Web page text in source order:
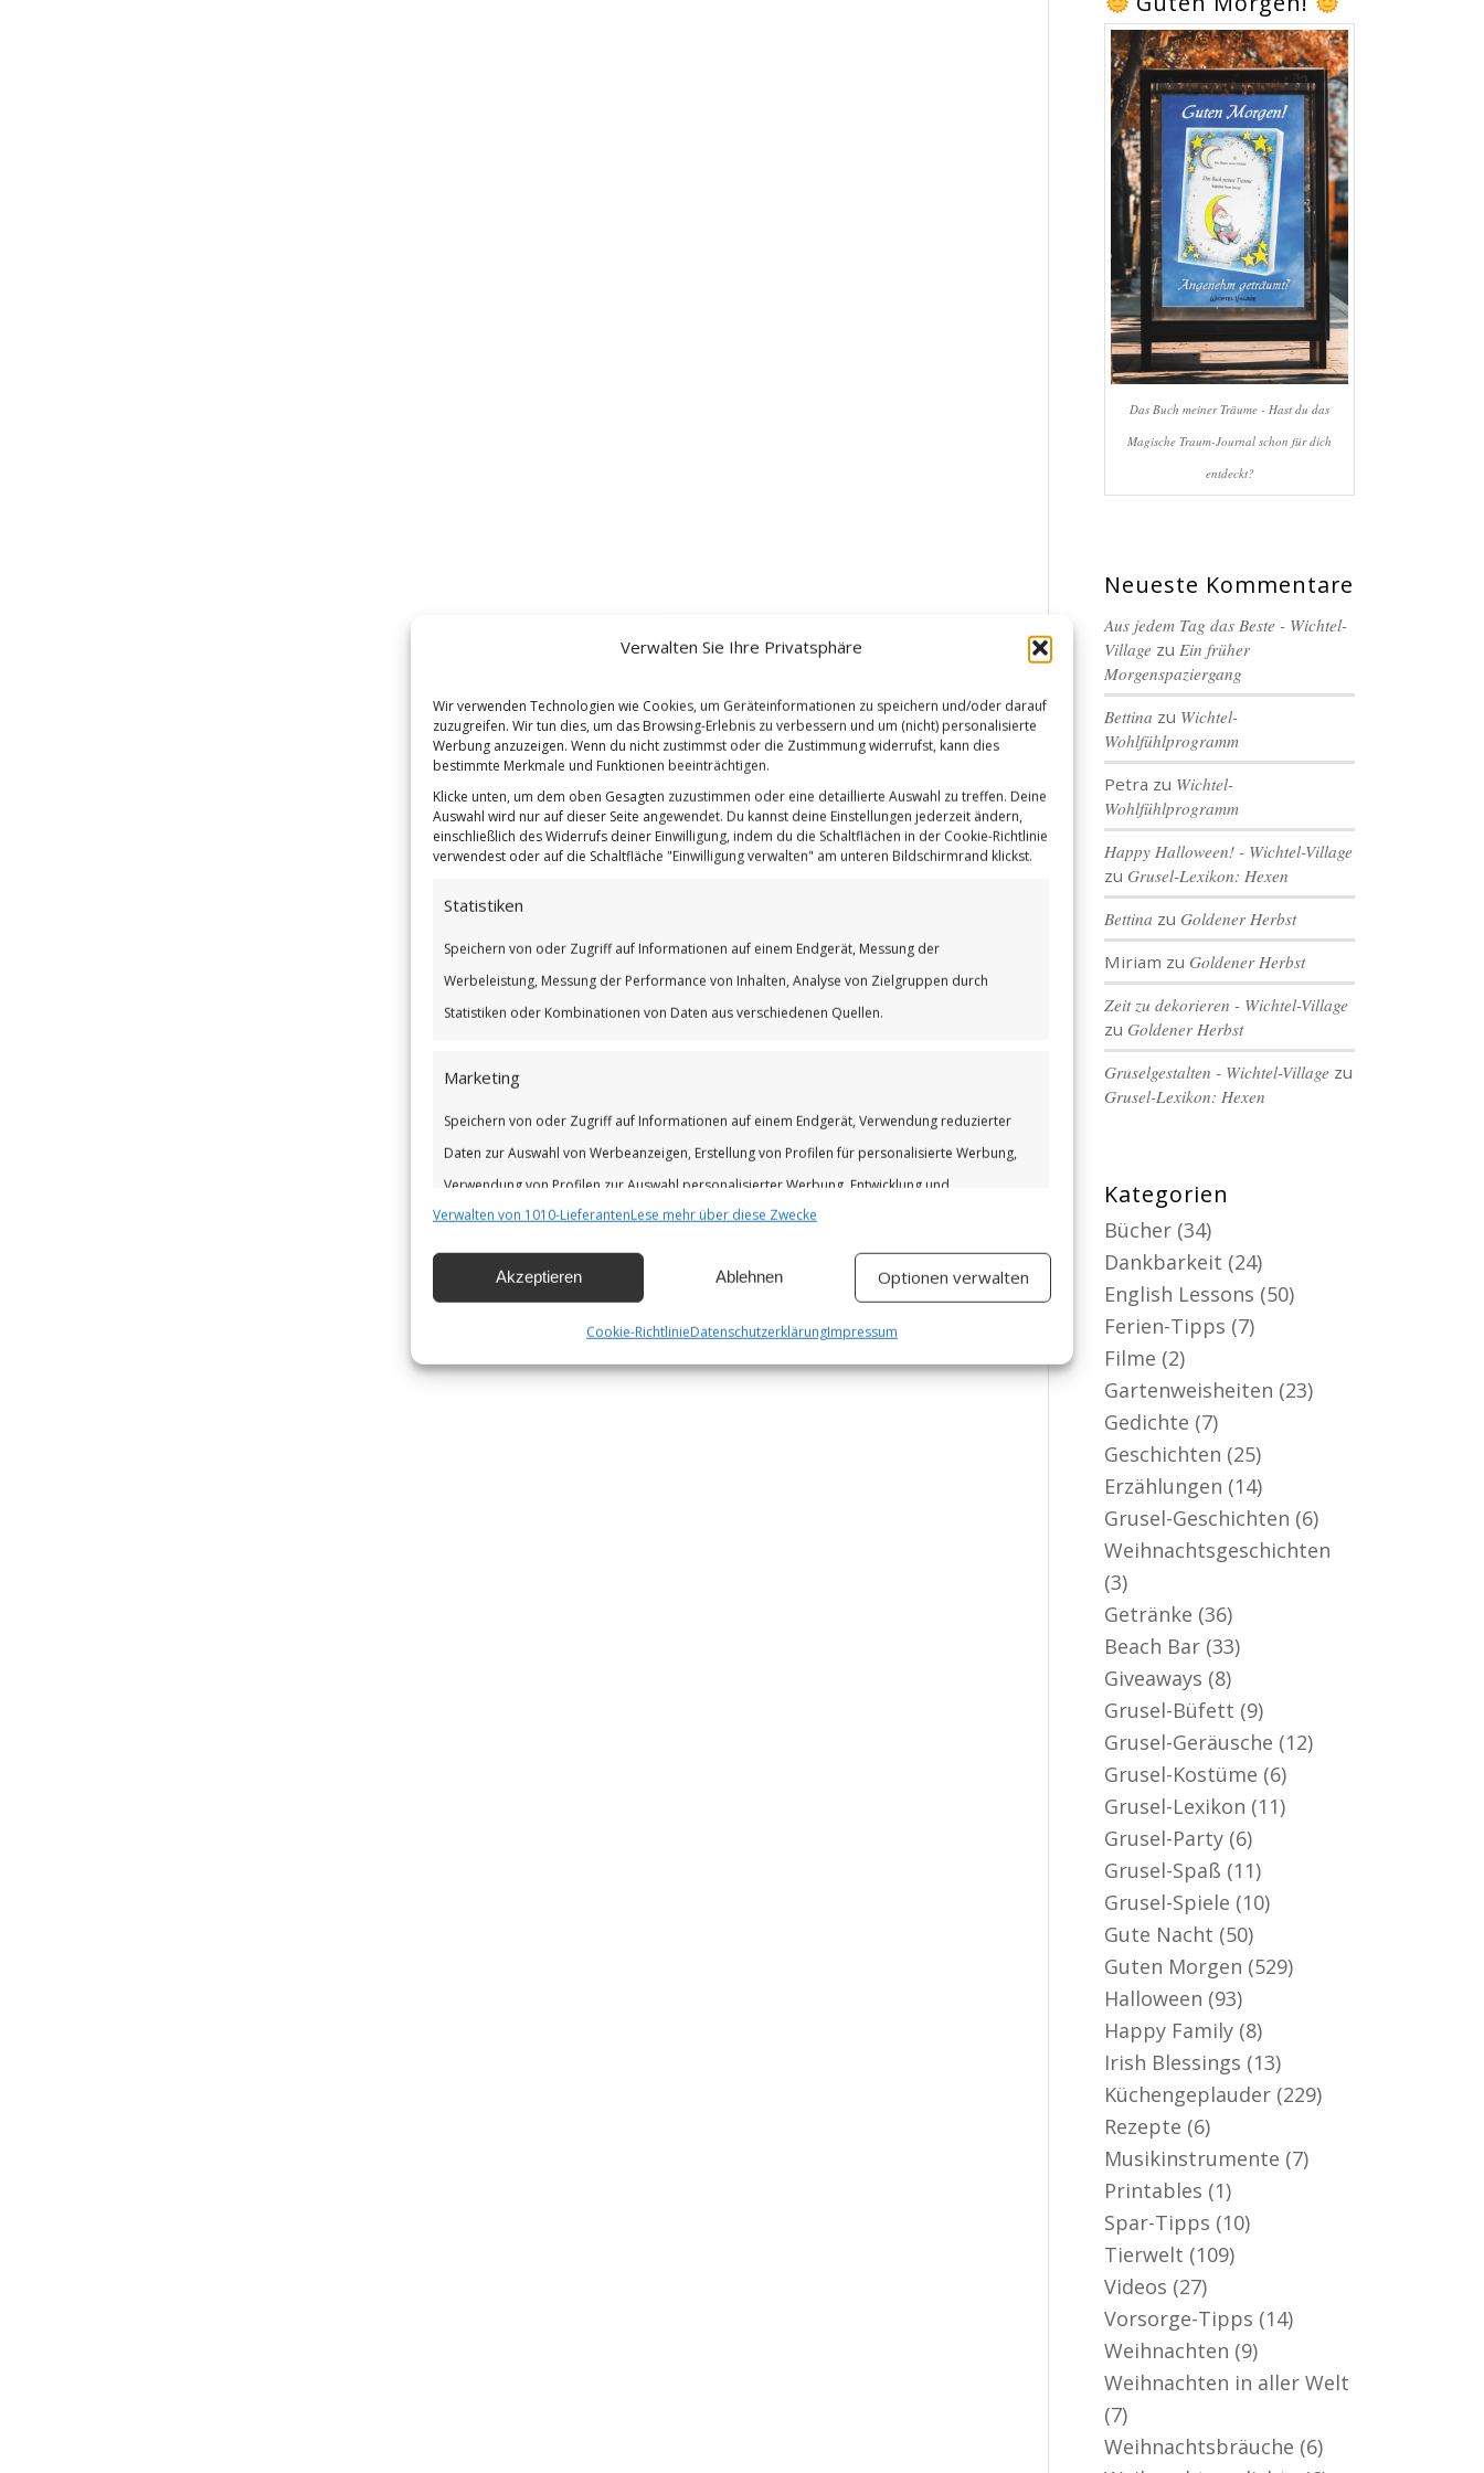
Verwalten Sie Ihre Privatsphäre
Wir verwenden Technologien wie Cookies, um Geräteinformationen zu speichern und/oder darauf
zuzugreifen. Wir tun dies, um das Browsing-Erlebnis zu verbessern und um (nicht) personalisierte
Werbung anzuzeigen. Wenn du nicht zustimmst oder die Zustimmung widerrufst, kann dies
bestimmte Merkmale und Funktionen beeinträchtigen.
Klicke unten, um dem oben Gesagten zuzustimmen oder eine detaillierte Auswahl zu treffen. Deine
Auswahl wird nur auf dieser Seite angewendet. Du kannst deine Einstellungen jederzeit ändern,
einschließlich des Widerrufs deiner Einwilligung, indem du die Schaltflächen in der Cookie-Richtlinie
verwendest oder auf die Schaltfläche "Einwilligung verwalten" am unteren Bildschirmrand klickst.
Statistiken
Speichern von oder Zugriff auf Informationen auf einem Endgerät, Messung der
Werbeleistung, Messung der Performance von Inhalten, Analyse von Zielgruppen durch
Statistiken oder Kombinationen von Daten aus verschiedenen Quellen.
Marketing
Speichern von oder Zugriff auf Informationen auf einem Endgerät, Verwendung reduzierter
Daten zur Auswahl von Werbeanzeigen, Erstellung von Profilen für personalisierte Werbung,
Verwendung von Profilen zur Auswahl personalisierter Werbung, Entwicklung und
Verbesserung der Angebote.
Eigenschaften Immer aktiv
Abgleichung und Kombination von Daten aus unterschiedlichen Quellen,
Verwalten von 1010-LieferantenLese mehr über diese Zwecke
Akzeptieren Ablehnen Optionen verwalten
Cookie-RichtlinieDatenschutzerklärungImpressum
Das Buch meiner Träume - Hast du das
Magische Traum-Journal schon für dich
entdeckt?
Neueste Kommentare
Aus jedem Tag das Beste - Wichtel-
Village zuEin früher
Morgenspaziergang
Bettina zu Wichtel-
Wohlfühlprogramm
Petra zu Wichtel-
Wohlfühlprogramm
Happy Halloween! - Wichtel-Village
zuGrusel-Lexikon: Hexen
Bettina zuGoldener Herbst
Miriam zuGoldener Herbst
Zeit zu dekorieren - Wichtel-Village
zuGoldener Herbst
Gruselgestalten - Wichtel-Village zu
Grusel-Lexikon: Hexen
Kategorien
Bücher (34)
Dankbarkeit (24)
English Lessons (50)
Ferien-Tipps (7)
Filme (2)
Gartenweisheiten (23)
Gedichte (7)
Geschichten (25)
Erzählungen (14)
Grusel-Geschichten (6)
Weihnachtsgeschichten
(3)
Getränke (36)
Beach Bar (33)
Giveaways (8)
Grusel-Büfett (9)
Grusel-Geräusche (12)
Grusel-Kostüme (6)
Grusel-Lexikon (11)
Grusel-Party (6)
Grusel-Spaß (11)
Grusel-Spiele (10)
Gute Nacht (50)
Guten Morgen (529)
Halloween (93)
Happy Family (8)
Irish Blessings (13)
Küchengeplauder (229)
Rezepte (6)
Musikinstrumente (7)
Printables (1)
Spar-Tipps (10)
Tierwelt (109)
Videos (27)
Vorsorge-Tipps (14)
Weihnachten (9)
Weihnachten in aller Welt
(7)
Weihnachtsbräuche (6)